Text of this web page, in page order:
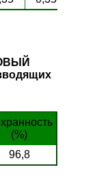
(%)
96,8